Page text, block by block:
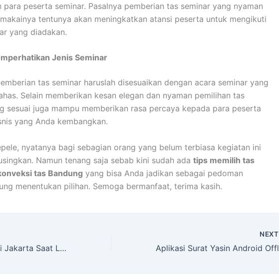
para peserta seminar. Pasalnya pemberian tas seminar yang nyaman
tentunya akan meningkatkan atansi peserta untuk mengikuti
yang diadakan.
Jenis Seminar
tas seminar haruslah disesuaikan dengan acara seminar yang
Selain memberikan kesan elegan dan nyaman pemilihan tas
sesuai juga mampu memberikan rasa percaya kepada para peserta
yang Anda kembangkan.
nyatanya bagi sebagian orang yang belum terbiasa kegiatan ini
Namun tenang saja sebab kini sudah ada tips memilih tas
tas Bandung yang bisa Anda jadikan sebagai pedoman
menentukan pilihan. Semoga bermanfaat, terima kasih.
Tempat Wisata Di Jakarta Saat Libur Tiba
NEXT